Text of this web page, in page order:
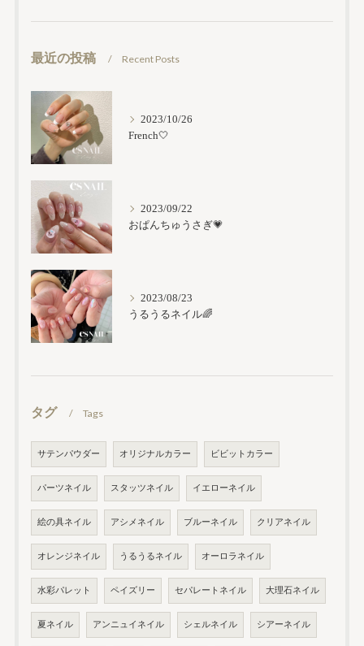
最近の投稿 Recent Posts
2023/10/26
French🤍
2023/09/22
おぱんちゅうさぎ💗
2023/08/23
うるうるネイル🌈
タグ Tags
サテンパウダー オリジナルカラー ビビットカラー
パーツネイル スタッツネイル イエローネイル
絵の具ネイル アシメネイル ブルーネイル クリアネイル
オレンジネイル うるうるネイル オーロラネイル
水彩パレット ペイズリー セパレートネイル 大理石ネイル
夏ネイル アンニュイネイル シェルネイル シアーネイル